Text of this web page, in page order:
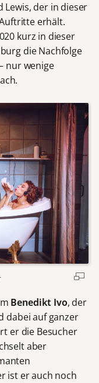
Lewis, der in dieser
erhält.
kurz in dieser
die Nachfolge
nur wenige
Benedikt Ivo, der
dabei auf ganzer
er die Besucher
aber
ist er auch noch